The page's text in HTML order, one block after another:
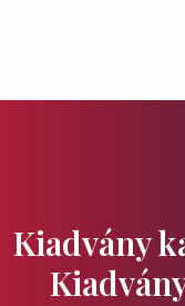
Kiadvány